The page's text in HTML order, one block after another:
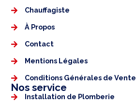
Chauffagiste
À Propos
Contact
Mentions Légales​
Conditions Générales de Vente
Nos service
Installation de Plomberie